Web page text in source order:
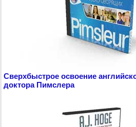
Сверхбыстрое освоение
доктора Пимслера